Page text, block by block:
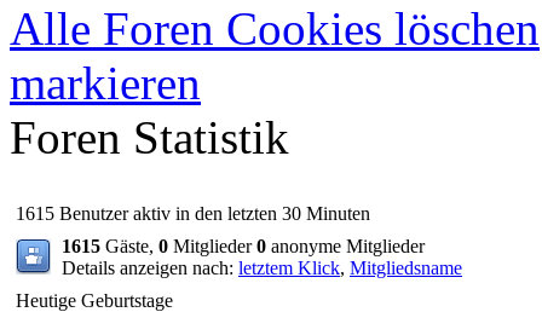
Alle Foren Cookies löschen
markieren
Foren Statistik
1615 Benutzer aktiv in den letzten 30 Minuten
1615 Gäste, 0 Mitglieder0 anonyme Mitglieder
Details anzeigen nach: letztem Klick, Mitgliedsname
Heutige Geburtstage